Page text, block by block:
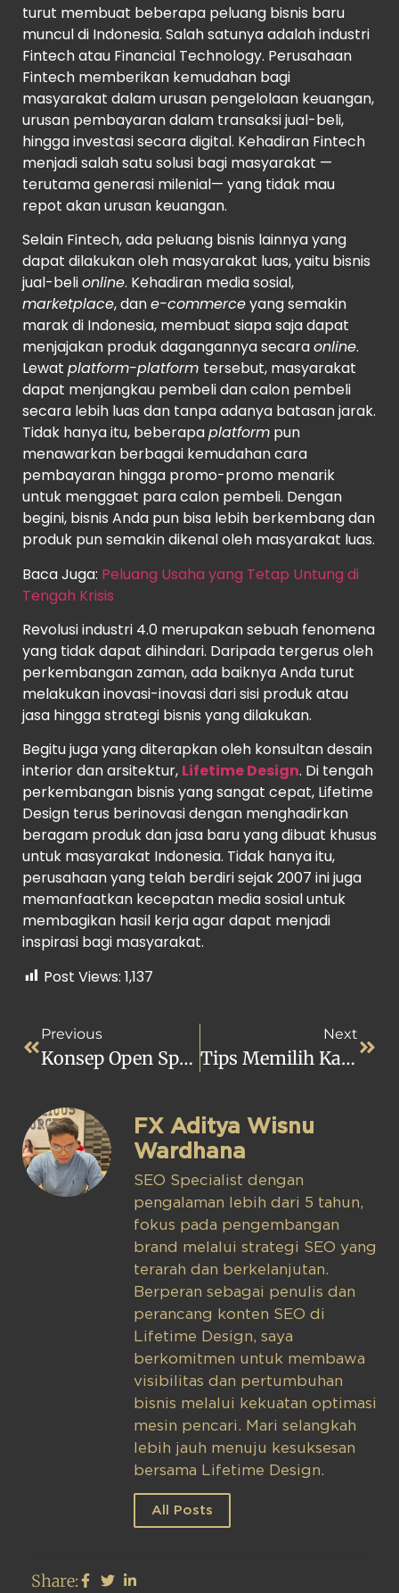
turut membuat beberapa peluang bisnis baru
muncul di Indonesia. Salah satunya adalah industri
Fintech atau Financial Technology. Perusahaan
Fintech memberikan kemudahan bagi
masyarakat dalam urusan pengelolaan keuangan,
urusan pembayaran dalam transaksi jual-beli,
hingga investasi secara digital. Kehadiran Fintech
menjadi salah satu solusi bagi masyarakat —
terutama generasi milenial— yang tidak mau
repot akan urusan keuangan.
Selain Fintech, ada peluang bisnis lainnya yang
dapat dilakukan oleh masyarakat luas, yaitu bisnis
jual-belionline. Kehadiran media sosial,
marketplace, dane-commerceyang semakin
marak di Indonesia, membuat siapa saja dapat
menjajakan produk dagangannya secaraonline.
Lewat platform-platform tersebut, masyarakat
dapat menjangkau pembeli dan calon pembeli
secara lebih luas dan tanpa adanya batasan jarak.
Tidak hanya itu, beberapaplatform pun
menawarkan berbagai kemudahan cara
pembayaran hingga promo-promo menarik
untuk menggaet para calon pembeli. Dengan
begini, bisnis Anda pun bisa lebih berkembang dan
produk pun semakin dikenal oleh masyarakat luas.
Baca Juga: Peluang Usaha yang Tetap Untung di
Tengah Krisis
Revolusi industri 4.0 merupakan sebuah fenomena
yang tidak dapat dihindari. Daripada tergerus oleh
perkembangan zaman, ada baiknya Anda turut
melakukan inovasi-inovasi dari sisi produk atau
jasa hingga strategi bisnis yang dilakukan.
Begitu juga yang diterapkan oleh konsultan desain
interior dan arsitektur, Lifetime Design. Di tengah
perkembangan bisnis yang sangat cepat, Lifetime
Design terus berinovasi dengan menghadirkan
beragam produk dan jasa baru yang dibuat khusus
untuk masyarakat Indonesia. Tidak hanya itu,
perusahaan yang telah berdiri sejak 2007 ini juga
memanfaatkan kecepatan media sosial untuk
membagikan hasil kerja agar dapat menjadi
inspirasi bagi masyarakat.
Post Views: 1,137
Previous
Konsep Open Space Buat Rumah Anda Terlihat Lebih Luas
Next
Tips Memilih Kasur Agar Tidur Semakin Nyenyak Dan Berkualitas
FX Aditya Wisnu
Wardhana
SEO Specialist dengan
pengalaman lebih dari 5 tahun,
fokus pada pengembangan
brand melalui strategi SEO yang
terarah dan berkelanjutan.
Berperan sebagai penulis dan
perancang konten SEO di
Lifetime Design, saya
berkomitmen untuk membawa
visibilitas dan pertumbuhan
bisnis melalui kekuatan optimasi
mesin pencari. Mari selangkah
lebih jauh menuju kesuksesan
bersama Lifetime Design.
All Posts
Share: